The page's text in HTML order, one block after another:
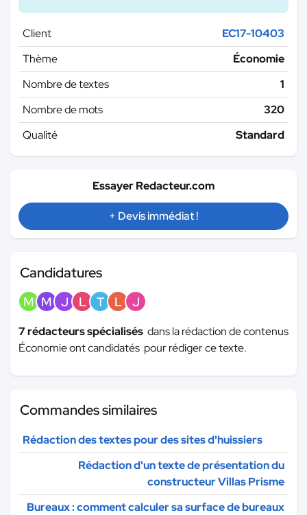
Client
EC17-10403
Thème
Économie
Nombre de textes
1
Nombre de mots
320
Qualité
Standard
Essayer Redacteur.com
+ Devis immédiat !
Candidatures
M M J L T L J
7 rédacteurs spécialisés dans la rédaction de contenus
Économie ont candidatés pour rédiger ce texte.
Commandes similaires
Rédaction des textes pour des sites d'huissiers
Rédaction d'un texte de présentation du
constructeur Villas Prisme
Bureaux : comment calculer sa surface de bureaux